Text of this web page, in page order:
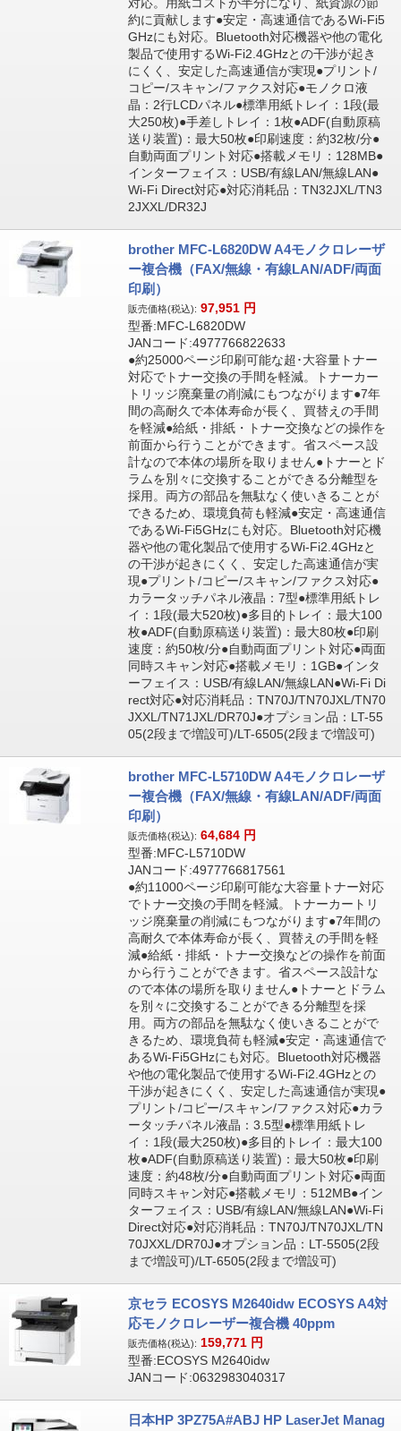
約に貢献します●安定・高速通信であるWi-Fi5
GHzにも対応。Bluetooth対応機器や他の電化
製品で使用するWi-Fi2.4GHzとの干渉が起き
にくく、安定した高速通信が実現●プリント/
コピー/スキャン/ファクス対応●モノクロ液
晶：2行LCDパネル●標準用紙トレイ：1段(最
大250枚)●手差しトレイ：1枚●ADF(自動原稿
送り装置)：最大50枚●印刷速度：約32枚/分●
自動両面プリント対応●搭載メモリ：128MB●
インターフェイス：USB/有線LAN/無線LAN●
Wi-Fi Direct対応●対応消耗品：TN32JXL/TN3
2JXXL/DR32J
brother MFC-L6820DW A4モノクロレーザ
ー複合機（FAX/無線・有線LAN/ADF/両面
印刷）
販売価格(税込): 97,951 円
型番:MFC-L6820DW
JANコード:4977766822633
●約25000ページ印刷可能な超･大容量トナー
対応でトナー交換の手間を軽減。トナーカー
トリッジ廃棄量の削減にもつながります●7年
間の高耐久で本体寿命が長く、買替えの手間
を軽減●給紙・排紙・トナー交換などの操作を
前面から行うことができます。省スペース設
計なので本体の場所を取りません●トナーとド
ラムを別々に交換することができる分離型を
採用。両方の部品を無駄なく使いきることが
できるため、環境負荷も軽減●安定・高速通信
であるWi-Fi5GHzにも対応。Bluetooth対応機
器や他の電化製品で使用するWi-Fi2.4GHzと
の干渉が起きにくく、安定した高速通信が実
現●プリント/コピー/スキャン/ファクス対応●
カラータッチパネル液晶：7型●標準用紙トレ
イ：1段(最大520枚)●多目的トレイ：最大100
枚●ADF(自動原稿送り装置)：最大80枚●印刷
速度：約50枚/分●自動両面プリント対応●両面
同時スキャン対応●搭載メモリ：1GB●インタ
ーフェイス：USB/有線LAN/無線LAN●Wi-Fi Di
rect対応●対応消耗品：TN70J/TN70JXL/TN70
JXXL/TN71JXL/DR70J●オプション品：LT-55
05(2段まで増設可)/LT-6505(2段まで増設可)
brother MFC-L5710DW A4モノクロレーザ
ー複合機（FAX/無線・有線LAN/ADF/両面
印刷）
販売価格(税込): 64,684 円
型番:MFC-L5710DW
JANコード:4977766817561
●約11000ページ印刷可能な大容量トナー対応
でトナー交換の手間を軽減。トナーカートリ
ッジ廃棄量の削減にもつながります●7年間の
高耐久で本体寿命が長く、買替えの手間を軽
減●給紙・排紙・トナー交換などの操作を前面
から行うことができます。省スペース設計な
ので本体の場所を取りません●トナーとドラム
を別々に交換することができる分離型を採
用。両方の部品を無駄なく使いきることがで
きるため、環境負荷も軽減●安定・高速通信で
あるWi-Fi5GHzにも対応。Bluetooth対応機器
や他の電化製品で使用するWi-Fi2.4GHzとの
干渉が起きにくく、安定した高速通信が実現●
プリント/コピー/スキャン/ファクス対応●カラ
ータッチパネル液晶：3.5型●標準用紙トレ
イ：1段(最大250枚)●多目的トレイ：最大100
枚●ADF(自動原稿送り装置)：最大50枚●印刷
速度：約48枚/分●自動両面プリント対応●両面
同時スキャン対応●搭載メモリ：512MB●イン
ターフェイス：USB/有線LAN/無線LAN●Wi-Fi
Direct対応●対応消耗品：TN70J/TN70JXL/TN
70JXXL/DR70J●オプション品：LT-5505(2段
まで増設可)/LT-6505(2段まで増設可)
京セラ ECOSYS M2640idw ECOSYS A4対
応モノクロレーザー複合機 40ppm
販売価格(税込): 159,771 円
型番:ECOSYS M2640idw
JANコード:0632983040317
日本HP 3PZ75A#ABJ HP LaserJet Manag